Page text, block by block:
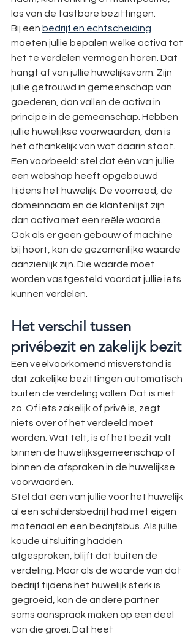
los van de tastbare bezittingen.
Bij een bedrijf en echtscheiding
moeten jullie bepalen welke activa tot
het te verdelen vermogen horen. Dat
hangt af van jullie huwelijksvorm. Zijn
jullie getrouwd in gemeenschap van
goederen, dan vallen de activa in
principe in de gemeenschap. Hebben
jullie huwelijkse voorwaarden, dan is
het afhankelijk van wat daarin staat.
Een voorbeeld: stel dat één van jullie
een webshop heeft opgebouwd
tijdens het huwelijk. De voorraad, de
domeinnaam en de klantenlijst zijn
dan activa met een reële waarde.
Ook als er geen gebouw of machine
bij hoort, kan de gezamenlijke waarde
aanzienlijk zijn. Die waarde moet
worden vastgesteld voordat jullie iets
kunnen verdelen.
Het verschil tussen
privébezit en zakelijk bezit
Een veelvoorkomend misverstand is
dat zakelijke bezittingen automatisch
buiten de verdeling vallen. Dat is niet
zo. Of iets zakelijk of privé is, zegt
niets over of het verdeeld moet
worden. Wat telt, is of het bezit valt
binnen de huwelijksgemeenschap of
binnen de afspraken in de huwelijkse
voorwaarden.
Stel dat één van jullie voor het huwelijk
al een schildersbedrijf had met eigen
materiaal en een bedrijfsbus. Als jullie
koude uitsluiting hadden
afgesproken, blijft dat buiten de
verdeling. Maar als de waarde van dat
bedrijf tijdens het huwelijk sterk is
gegroeid, kan de andere partner
soms aanspraak maken op een deel
van die groei. Dat heet